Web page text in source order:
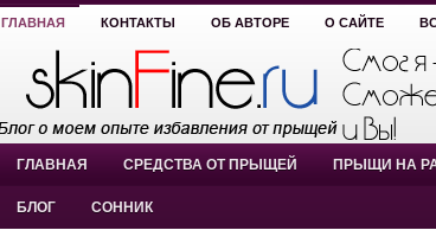
ГЛАВНАЯ КОНТАКТЫ ОБ АВТОРЕ О САЙТЕ
ГЛАВНАЯ СРЕДСТВА ОТ ПРЫЩЕЙ ПРЫЩИ НА
БЛОГ СОННИК